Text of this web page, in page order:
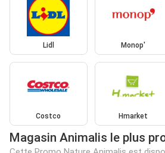
Lidl Monop'
Costco Hmarket
Magasin Animalis le plus